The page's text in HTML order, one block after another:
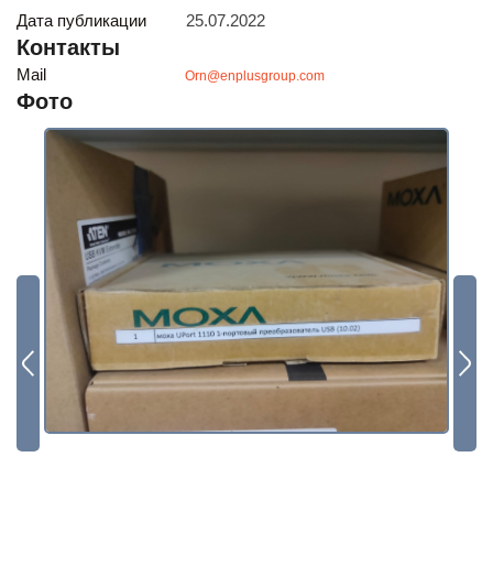
office@enplus-td.ru
Режим работы (UTC+8)
с 8:00 до 17:15
Перерыв на обед с 12 до 13 часов
ПОДПИШИТЕСЬ НА НАШУ РАССЫЛКУ
И бесплатно получайте ценную информацию
Дата публикации 25.07.2022
Контакты
Mail Orn@enplusgroup.com
Фото